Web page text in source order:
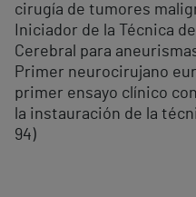
cirugía de tumores
Iniciador de la Técnica
Cerebral para
Primer neurocirujano
primer ensayo clínico
la instauración de la
94)